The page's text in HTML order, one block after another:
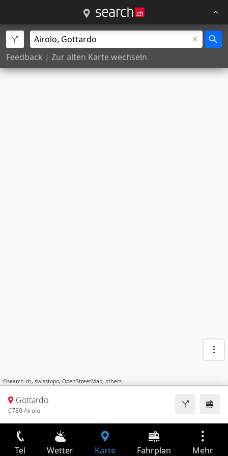
Feedback | Zur alten Karte wechseln
©search.ch, swisstopo, OpenStreetMap, others
Gottardo
6780 Airolo
Tel Wetter Karte Fahrplan Mehr